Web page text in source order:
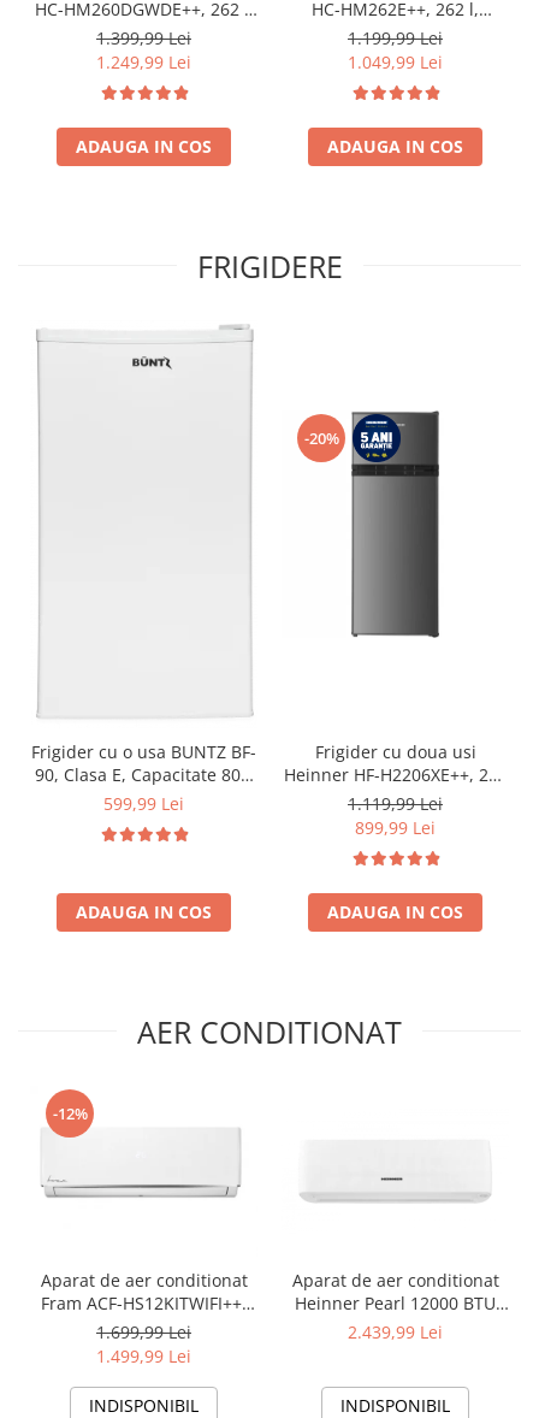
HC-HM260DGWDE++, 262 l,
Clasa E, Dozator de apa,
Control electronic cu
cm, Gri antracit texturat
1.399,99 Lei
1.249,99 Lei
ADAUGA IN COS
HC-HM262E++, 262 l,
Control electronic,
Iluminare LED, Usi
cm, Alb
1.199,99 Lei
1.049,99 Lei
ADAUGA IN COS
FRIGIDERE
Frigider cu o usa BUNTZ BF-
90, Clasa E, Capacitate 80L,
Iluminare interioara,
cm, Alb
599,99 Lei
ADAUGA IN COS
-20%
Frigider cu doua usi
Heinner HF-H2206XE++, 206
l, Clasa E, lumina LED, 3
rafturi de sticla, H 143 cm,
Inox
1.119,99 Lei
899,99 Lei
ADAUGA IN COS
AER CONDITIONAT
-12%
Aparat de aer conditionat
Fram ACF-HS12KITWIFI++,
12000 BTU, Wifi, Kit
instalare inclus, Functie
Sleep, Clasa A++
1.699,99 Lei
1.499,99 Lei
INDISPONIBIL
Aparat de aer conditionat
Heinner Pearl 12000 BTU
Wi-Fi, Clasa A+++/A+++, AI
alb
2.439,99 Lei
INDISPONIBIL